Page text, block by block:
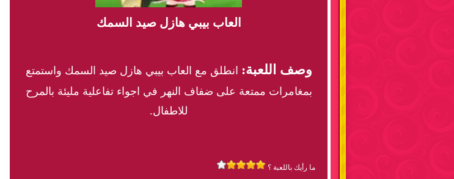
العاب بيبي هازل صيد السمك
وصف اللعبة: انطلق مع العاب بيبي هازل صيد السمك واستمتع
بمغامرات ممتعة على ضفاف النهر في اجواء تفاعلية مليئة بالمرح
للاطفال.
ما رأيك باللعبة ؟